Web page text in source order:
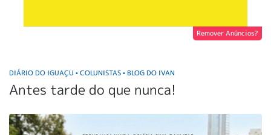
Remover Anúncios?
DIÁRIO DO IGUAÇU • COLUNISTAS • BLOG DO IVAN
Antes tarde do que nunca!